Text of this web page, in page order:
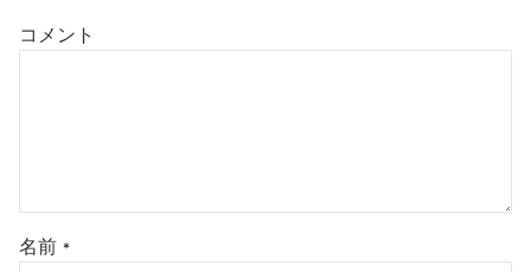
コメント
名前 *